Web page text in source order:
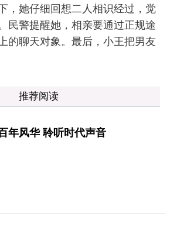
，她仔细回想二人相识经过，觉
民警提醒她，相亲要通过正规途
的聊天对象。最后，小王把男友
推荐阅读
风华 聆听时代声音